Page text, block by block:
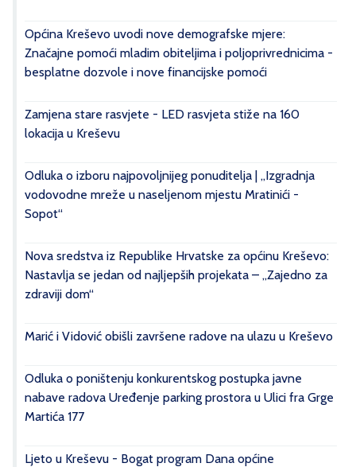
Općina Kreševo uvodi nove demografske mjere:
Značajne pomoći mladim obiteljima i poljoprivrednicima -
besplatne dozvole i nove financijske pomoći
Zamjena stare rasvjete - LED rasvjeta stiže na 160
lokacija u Kreševu
Odluka o izboru najpovoljnijeg ponuditelja | „Izgradnja
vodovodne mreže u naseljenom mjestu Mratinići -
Sopot“
Nova sredstva iz Republike Hrvatske za općinu Kreševo:
Nastavlja se jedan od najljepših projekata – „Zajedno za
zdraviji dom“
Marić i Vidović obišli završene radove na ulazu u Kreševo
Odluka o poništenju konkurentskog postupka javne
nabave radova Uređenje parking prostora u Ulici fra Grge
Martića 177
Ljeto u Kreševu - Bogat program Dana općine